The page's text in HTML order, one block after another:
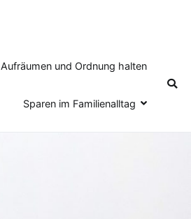
Aufräumen und Ordnung halten
Sparen im Familienalltag